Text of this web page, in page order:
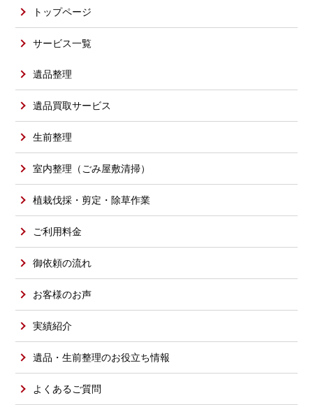
トップページ
サービス一覧
遺品整理
遺品買取サービス
生前整理
室内整理（ごみ屋敷清掃）
植栽伐採・剪定・除草作業
ご利用料金
御依頼の流れ
お客様のお声
実績紹介
遺品・生前整理のお役立ち情報
よくあるご質問